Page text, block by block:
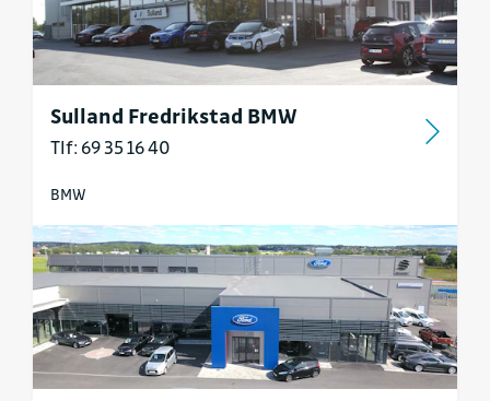
Sulland Fredrikstad BMW
Tlf: 69 35 16 40
BMW